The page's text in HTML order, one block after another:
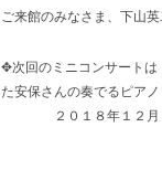
ご来館のみなさま、下山
✥次回のミニコンサートは
た安保さんの奏でるピア
２０１８年１２月１